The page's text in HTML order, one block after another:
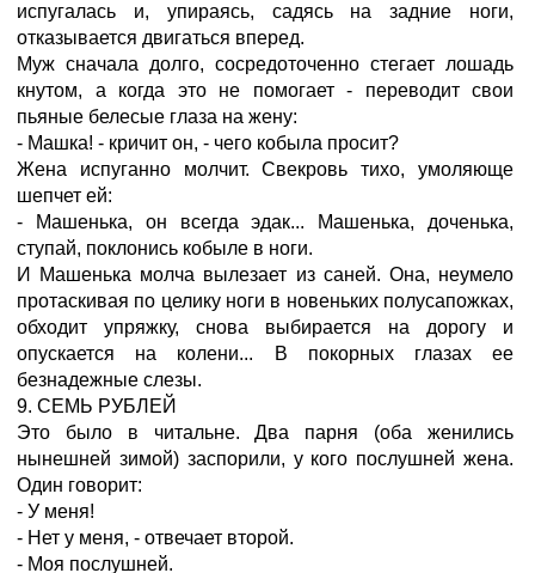
испугалась и, упираясь, садясь на задние ноги,
отказывается двигаться вперед.
Муж сначала долго, сосредоточенно стегает лошадь
кнутом, а когда это не помогает - переводит свои
пьяные белесые глаза на жену:
- Машка! - кричит он, - чего кобыла просит?
Жена испуганно молчит. Свекровь тихо, умоляюще
шепчет ей:
- Машенька, он всегда эдак... Машенька, доченька,
ступай, поклонись кобыле в ноги.
И Машенька молча вылезает из саней. Она, неумело
протаскивая по целику ноги в новеньких полусапожках,
обходит упряжку, снова выбирается на дорогу и
опускается на колени... В покорных глазах ее
безнадежные слезы.
9. СЕМЬ РУБЛЕЙ
Это было в читальне. Два парня (оба женились
нынешней зимой) заспорили, у кого послушней жена.
Один говорит:
- У меня!
- Нет у меня, - отвечает второй.
- Моя послушней.